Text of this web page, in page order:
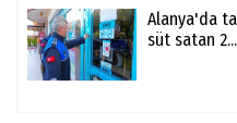
Alanya'da
süt satan 2...